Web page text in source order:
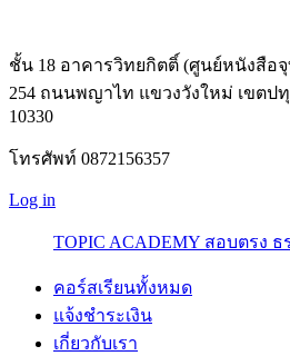
ชั้น 18 อาคารวิทยกิตติ์ (ศูนย์หนังสือ
254 ถนนพญาไท แขวงวังใหม่ เขตป
10330
โทรศัพท์ 0872156357
Log in
TOPIC ACADEMY สอบตรง
คอร์สเรียนทั้งหมด
แจ้งชำระเงิน
เกี่ยวกับเรา